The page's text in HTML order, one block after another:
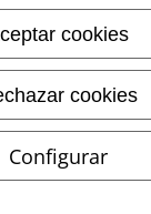
cookies
cookies
Configurar
descuento,